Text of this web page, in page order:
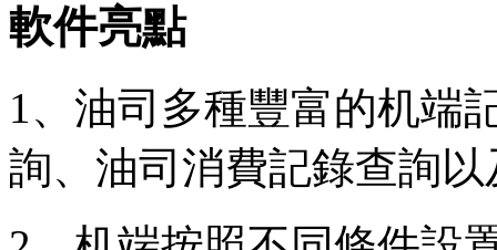
軟件亮點
1、油司多種豐富的机端
詢、油司消費記錄查詢